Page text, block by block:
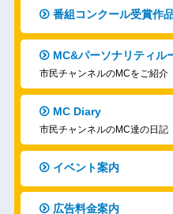
番組コンクール受賞作
MC&パーソナリティル
市民チャンネルのMCをご紹介
MC Diary
市民チャンネルのMC達の日記
イベント案内
広告料金案内